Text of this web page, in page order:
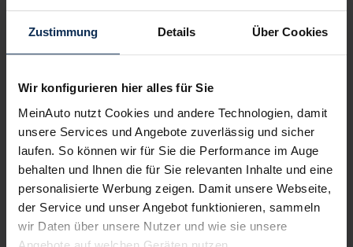
Zustimmung Details Über Cookies
Wir konfigurieren hier alles für Sie
MeinAuto nutzt Cookies und andere Technologien, damit
unsere Services und Angebote zuverlässig und sicher
laufen. So können wir für Sie die Performance im Auge
behalten und Ihnen die für Sie relevanten Inhalte und eine
personalisierte Werbung zeigen. Damit unsere Webseite,
der Service und unser Angebot funktionieren, sammeln
wir Daten über unsere Nutzer und wie sie unsere
Alle Zahlungsarten:Barkauf, Finanzierung, Leasing